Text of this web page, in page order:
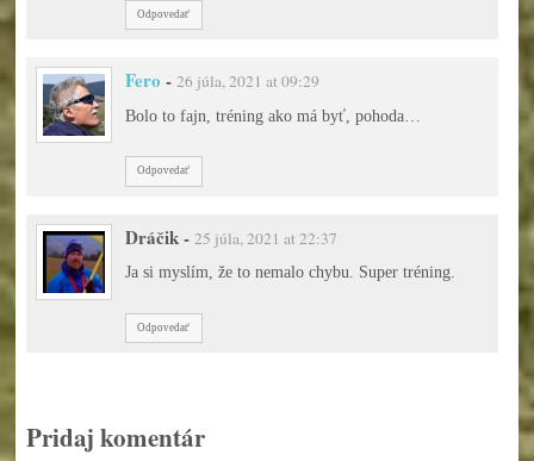
Odpovedať
Fero - 26 júla, 2021 at 09:29
Bolo to fajn, tréning ako má byť, pohoda…
Odpovedať
Dráčik- 25 júla, 2021 at 22:37
Ja si myslím, že to nemalo chybu. Super tréning.
Odpovedať
Pridaj komentár